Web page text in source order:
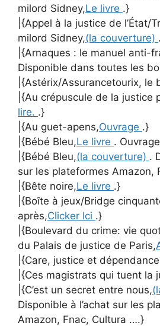
milord Sidney,Le livre .}
|{Appel à la justice de l’État/
milord Sidney,(la couverture)
|{Arnaques : le manuel anti-
Disponible dans toutes les
|{Astérix/Assurancetourix, le
|{Au crépuscule de la justice
lire. .}
|{Au guet-apens,Ouvrage .}
|{Bébé Bleu,Le livre .
|{Bébé Bleu,(la couverture) .
sur les plateformes Amazon,
|{Bête noire,Le livre .}
|{Boîte à jeux/Bridge
après,Clicker Ici .}
|{Boulevard du crime: vie
du Palais de justice de Paris,
|{Care, justice et
|{Ces magistrats qui tuent la
|{C’est un secret entre nous,
Disponible à l’achat sur les
Amazon, Fnac, Cultura ….}